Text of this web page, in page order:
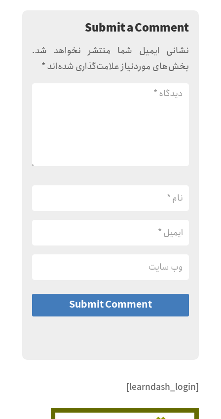
Submit a Comment
نشانی ایمیل شما منتشر نخواهد شد.
بخش‌های موردنیاز علامت‌گذاری شده‌اند*
Submit Comment
[learndash_login]